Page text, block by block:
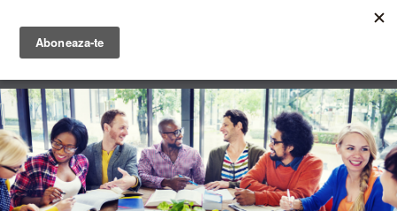
conţinutul
principal